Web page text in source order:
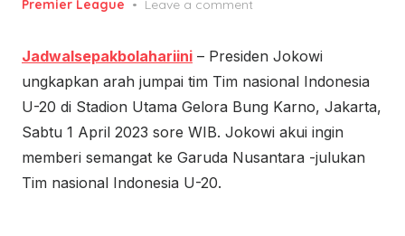
on
Premier League
Leave a comment
Jadwalsepakbolahariini – Presiden Jokowi
ungkapkan arah jumpai tim Tim nasional Indonesia
U-20 di Stadion Utama Gelora Bung Karno, Jakarta,
Sabtu 1 April 2023 sore WIB. Jokowi akui ingin
memberi semangat ke Garuda Nusantara -julukan
Tim nasional Indonesia U-20.